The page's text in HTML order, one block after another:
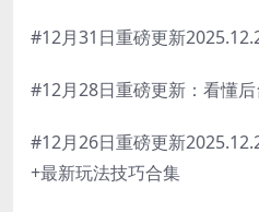
#12月31日重磅更新
#12月28日重磅更新：看懂
#12月26日重磅更新
+最新玩法技巧合集